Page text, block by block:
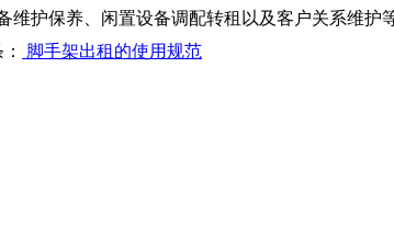
护保养、闲置设备调配转租以及客户关系维
脚手架出租的使用规范